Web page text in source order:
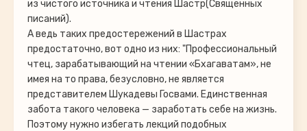
из чистого источника и чтения Шастр(Священных
писаний).
А ведь таких предостережений в Шастрах
предостаточно, вот одно из них: "Профессиональный
чтец, зарабатывающий на чтении «Бхагаватам», не
имея на то права, безусловно, не является
представителем Шукадевы Госвами. Единственная
забота такого человека — заработать себе на жизнь.
Поэтому нужно избегать лекций подобных